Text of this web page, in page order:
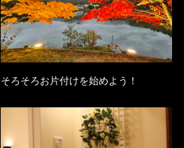
そろそろお片付けを始めよう！